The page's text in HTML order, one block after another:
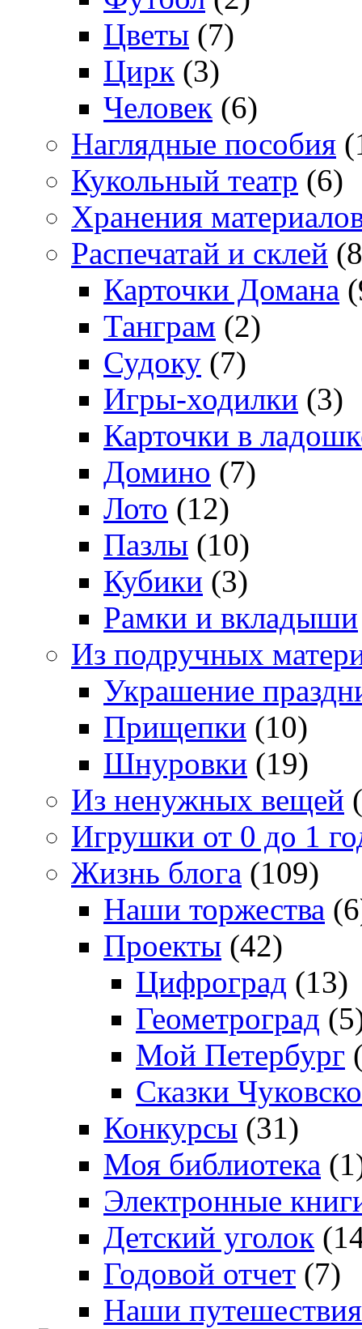
Цветы (7)
Цирк (3)
Человек (6)
Наглядные пособия
Кукольный театр (6)
Хранения
Распечатай и склей
Карточки Домана
Танграм (2)
Судоку (7)
Игры-ходилки (3)
Карточки в
Домино (7)
Лото (12)
Пазлы (10)
Кубики (3)
Рамки и вкладыши
Из подручных
Украшение
Прищепки (10)
Шнуровки (19)
Из ненужных вещей
Игрушки от 0 до 1
Жизнь блога (109)
Наши торжества
Проекты (42)
Цифроград (13)
Геометроград
Мой Петербург
Сказки
Конкурсы (31)
Моя библиотека
Электронные
Детский уголок
Годовой отчет (7)
Наши путешествия